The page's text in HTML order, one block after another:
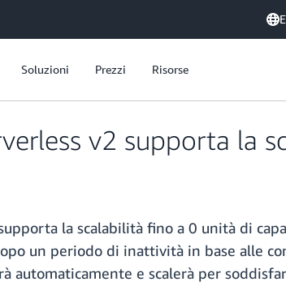
Soluzioni Prezzi Risorse
v2 supporta la
la scalabilità fino a 0 unità di
un periodo di inattività in base alle
automaticamente e scalerà per